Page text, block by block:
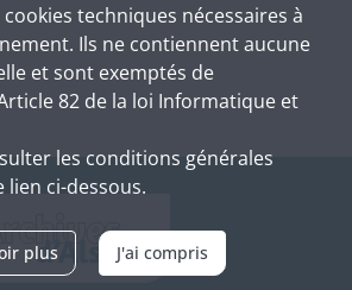
cookies techniques nécessaires à
Ils ne contiennent aucune
et sont exemptés de
82 de la loi Informatique et
les conditions générales
lien ci-dessous.
plus J'ai compris